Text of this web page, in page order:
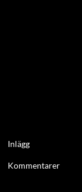
Inlägg
Kommentarer